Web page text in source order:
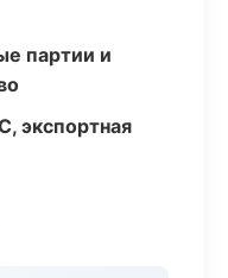
партии и
экспортная